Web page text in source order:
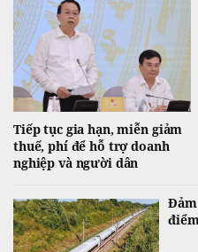
Tiếp tục gia hạn, miễn giảm
thuế, phí để hỗ trợ doanh
nghiệp và người dân